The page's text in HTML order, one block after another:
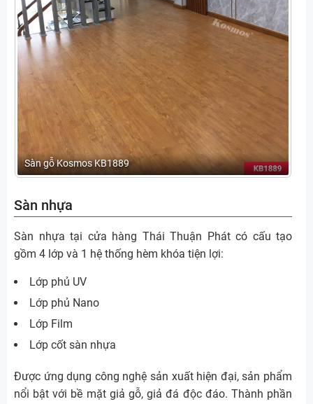
Sàn gỗ Kosmos KB1889
Sàn nhựa
Sàn nhựa tại cửa hàng Thái Thuận Phát có cấu tạo
gồm 4 lớp và 1 hệ thống hèm khóa tiện lợi:
Lớp phủ UV
Lớp phủ Nano
Lớp Film
Lớp cốt sàn nhựa
Được ứng dụng công nghệ sản xuất hiện đại, sản phẩm
nổi bật với bề mặt giả gỗ, giả đá độc đáo. Thành phần